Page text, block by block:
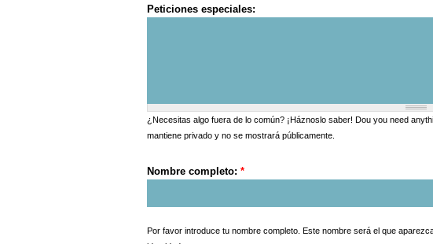
Peticiones especiales:
¿Necesitas algo fuera de lo común? ¡Háznoslo saber! Dou you need
mantiene privado y no se mostrará públicamente.
Nombre completo: *
Por favor introduce tu nombre completo. Este nombre será el que